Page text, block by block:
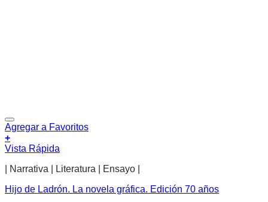
Agregar a Favoritos
+
Vista Rápida
| Narrativa | Literatura | Ensayo |
Hijo de Ladrón. La novela gráfica. Edición 70 años